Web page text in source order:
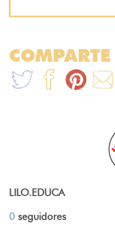
COMPARTE
LILO.EDUCA
0 seguidores